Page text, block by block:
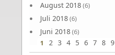
August 2018(6)
Juli 2018(6)
Juni 2018(6)
1 2 3 4 5 6 7 8 9